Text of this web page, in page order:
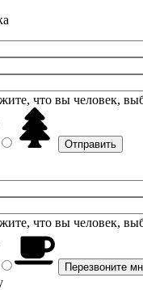
что вы человек,
что вы человек,